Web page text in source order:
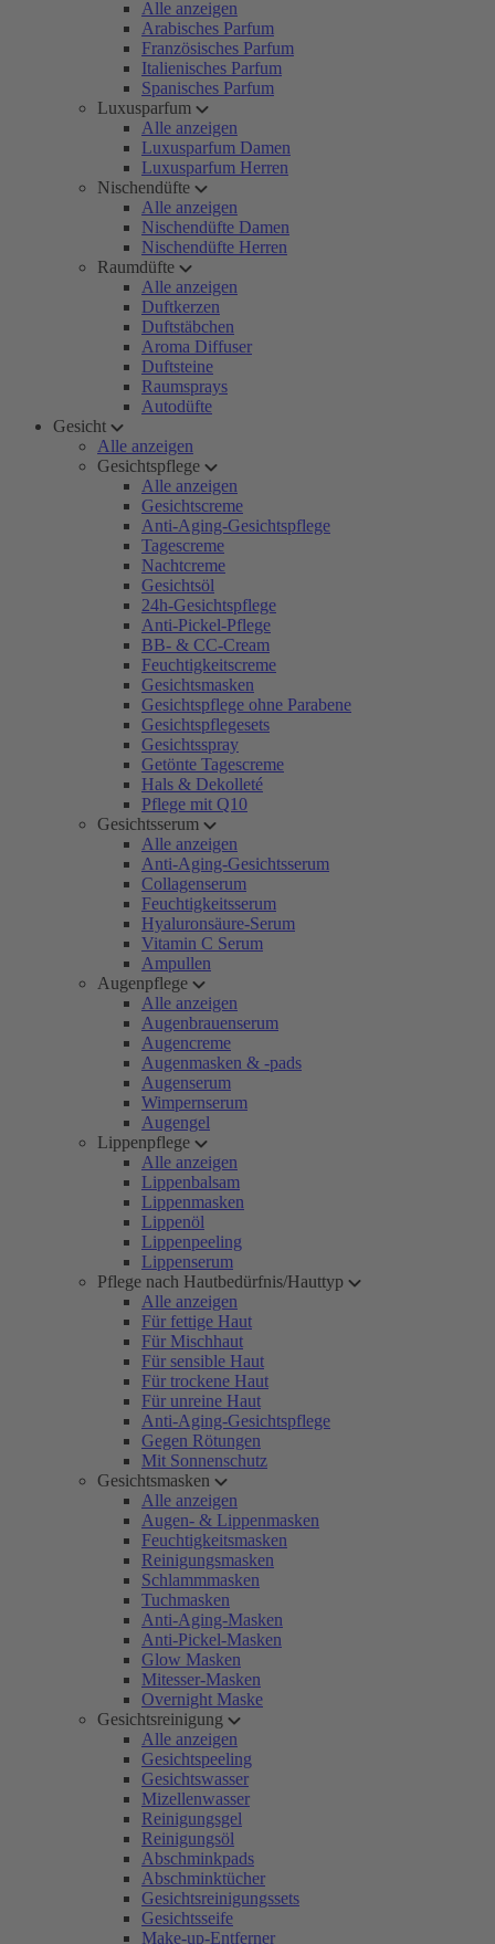
Alle anzeigen
Arabisches Parfum
Französisches Parfum
Italienisches Parfum
Spanisches Parfum
Luxusparfum
Alle anzeigen
Luxusparfum Damen
Luxusparfum Herren
Nischendüfte
Alle anzeigen
Nischendüfte Damen
Nischendüfte Herren
Raumdüfte
Alle anzeigen
Duftkerzen
Duftstäbchen
Aroma Diffuser
Duftsteine
Raumsprays
Autodüfte
Gesicht
Alle anzeigen
Gesichtspflege
Alle anzeigen
Gesichtscreme
Anti-Aging-Gesichtspflege
Tagescreme
Nachtcreme
Gesichtsöl
24h-Gesichtspflege
Anti-Pickel-Pflege
BB- & CC-Cream
Feuchtigkeitscreme
Gesichtsmasken
Gesichtspflege ohne Parabene
Gesichtspflegesets
Gesichtsspray
Getönte Tagescreme
Hals & Dekolleté
Pflege mit Q10
Gesichtsserum
Alle anzeigen
Anti-Aging-Gesichtsserum
Collagenserum
Feuchtigkeitsserum
Hyaluronsäure-Serum
Vitamin C Serum
Ampullen
Augenpflege
Alle anzeigen
Augenbrauenserum
Augencreme
Augenmasken & -pads
Augenserum
Wimpernserum
Augengel
Lippenpflege
Alle anzeigen
Lippenbalsam
Lippenmasken
Lippenöl
Lippenpeeling
Lippenserum
Pflege nach Hautbedürfnis/Hauttyp
Alle anzeigen
Für fettige Haut
Für Mischhaut
Für sensible Haut
Für trockene Haut
Für unreine Haut
Anti-Aging-Gesichtspflege
Gegen Rötungen
Mit Sonnenschutz
Gesichtsmasken
Alle anzeigen
Augen- & Lippenmasken
Feuchtigkeitsmasken
Reinigungsmasken
Schlammmasken
Tuchmasken
Anti-Aging-Masken
Anti-Pickel-Masken
Glow Masken
Mitesser-Masken
Overnight Maske
Gesichtsreinigung
Alle anzeigen
Gesichtspeeling
Gesichtswasser
Mizellenwasser
Reinigungsgel
Reinigungsöl
Abschminkpads
Abschminktücher
Gesichtsreinigungssets
Gesichtsseife
Make-up-Entferner